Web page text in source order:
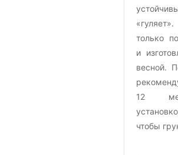
только
и
весной.
12
чтобы